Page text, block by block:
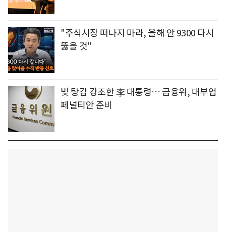
"주식시장 떠나지 마라, 올해 안 9300 다시
뚫을 것"
빚 탕감 강조한 李 대통령… 금융위, 대부업
페널티안 준비